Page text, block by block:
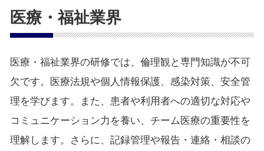
医療・福祉業界
医療・福祉業界の研修では、倫理観と専門知識が不可
欠です。医療法規や個人情報保護、感染対策、安全管
理を学びます。また、患者や利用者への適切な対応や
コミュニケーション力を養い、チーム医療の重要性を
理解します。さらに、記録管理や報告・連絡・相談の